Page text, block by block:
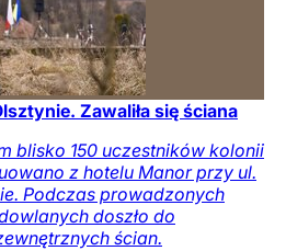
Zawaliła się ściana
blisko 150 uczestników kolonii
z hotelu Manor przy ul.
Podczas prowadzonych
doszło do
ścian.